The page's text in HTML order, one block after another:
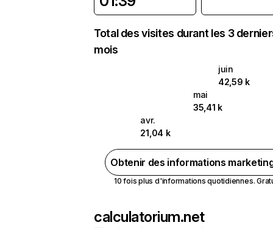
Total des visites durant les 3
mois
juin
42,59 k
mai
35,41 k
avr.
21,04 k
Obtenir des informations
10 fois plus d'informations quotidiennes.
calculatorium.net